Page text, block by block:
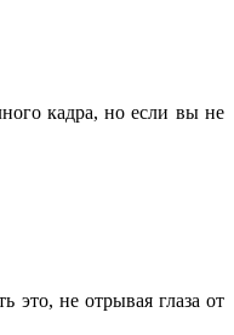
кадра, но если вы не
это, не отрывая глаза от